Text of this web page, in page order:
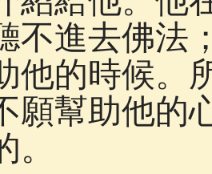
不進去佛法
他的時候。
願幫助他的